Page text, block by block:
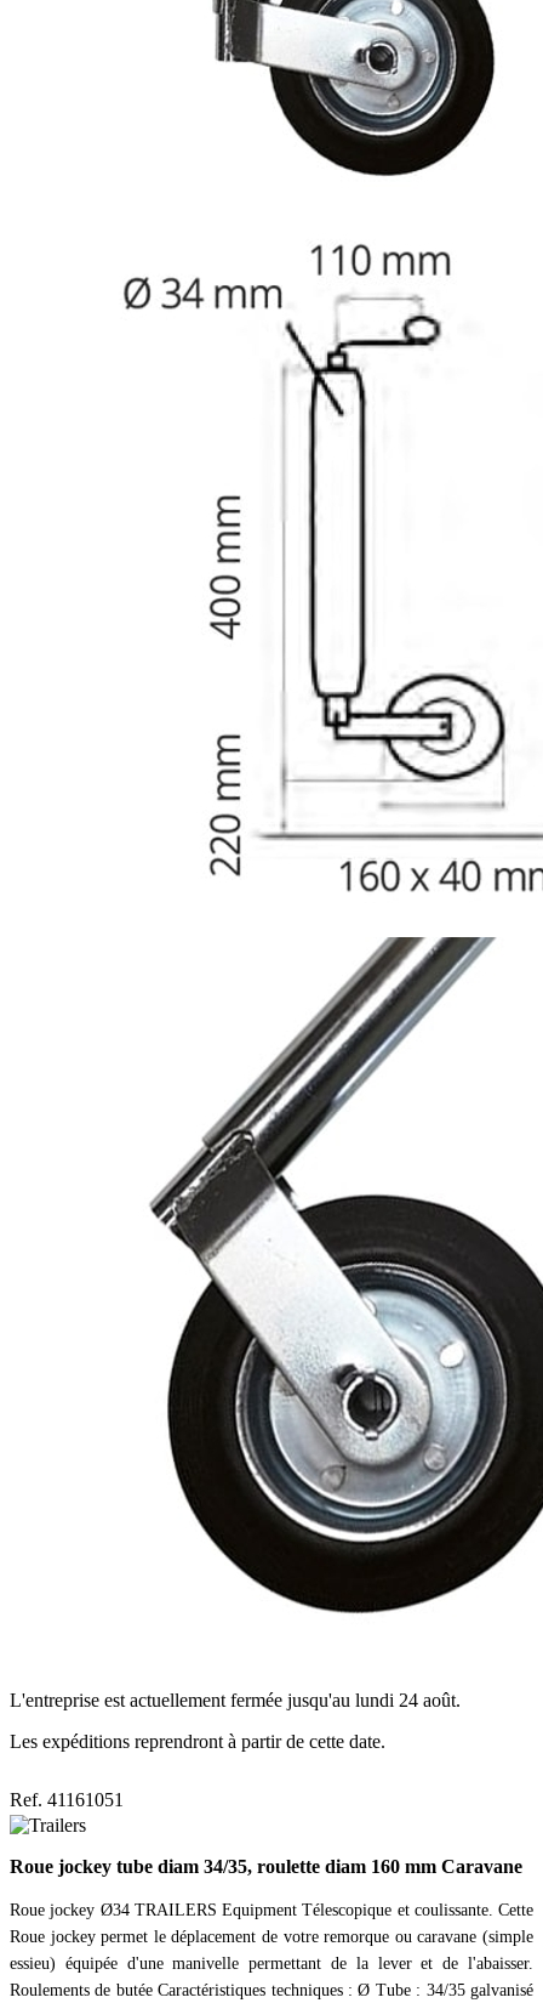
L'entreprise est actuellement fermée jusqu'au lundi 24 août.
Les expéditions reprendront à partir de cette date.
Ref. 41161051
Roue jockey tube diam 34/35, roulette diam 160 mm Caravane
Roue jockey Ø34 TRAILERS Equipment Télescopique et coulissante. Cette
Roue jockey permet le déplacement de votre remorque ou caravane (simple
essieu) équipée d'une manivelle permettant de la lever et de l'abaisser.
Roulements de butée Caractéristiques techniques : Ø Tube : 34/35 galvanisé